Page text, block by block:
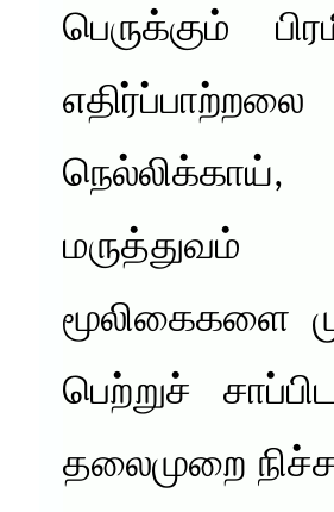
பெருக்கும்
மூலிகைகளை
பெற்றுச்
தலைமுறை